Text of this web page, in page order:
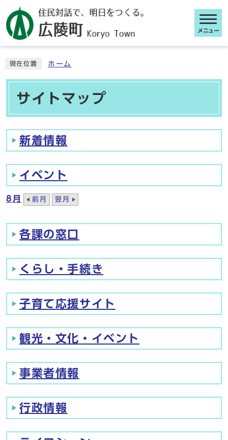
メニュー
現在位置 ホーム
サイトマップ
新着情報
イベント
8月 前月 翌月
各課の窓口
くらし・手続き
子育て応援サイト
観光・文化・イベント
事業者情報
行政情報